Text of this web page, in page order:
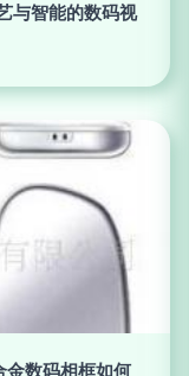
与智能的数码视
金数码相框如何